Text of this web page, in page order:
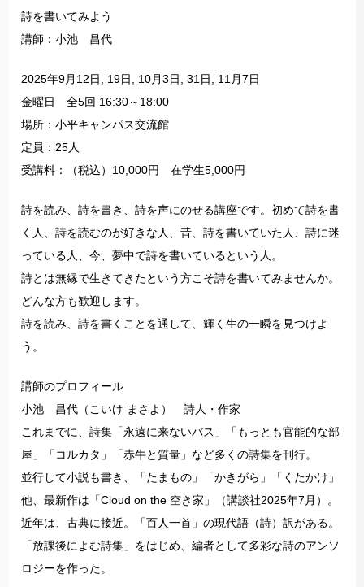
詩を書いてみよう
講師：小池 昌代
2025年9月12日, 19日, 10月3日, 31日, 11月7日
金曜日 全5回 16:30～18:00
場所：小平キャンパス交流館
定員：25人
受講料：（税込）10,000円 在学生5,000円
詩を読み、詩を書き、詩を声にのせる講座です。初めて詩を書
く人、詩を読むのが好きな人、昔、詩を書いていた人、詩に迷
っている人、今、夢中で詩を書いているという人。
詩とは無縁で生きてきたという方こそ詩を書いてみませんか。
どんな方も歓迎します。
詩を読み、詩を書くことを通して、輝く生の一瞬を見つけよ
う。
講師のプロフィール
小池 昌代（こいけ まさよ） 詩人・作家
これまでに、詩集「永遠に来ないバス」「もっとも官能的な部
屋」「コルカタ」「赤牛と質量」など多くの詩集を刊行。
並行して小説も書き、「たまもの」「かきがら」「くたかけ」
他、最新作は「Cloud on the 空き家」（講談社2025年7月）。
近年は、古典に接近。「百人一首」の現代語（詩）訳がある。
「放課後によむ詩集」をはじめ、編者として多彩な詩のアンソ
ロジーを作った。